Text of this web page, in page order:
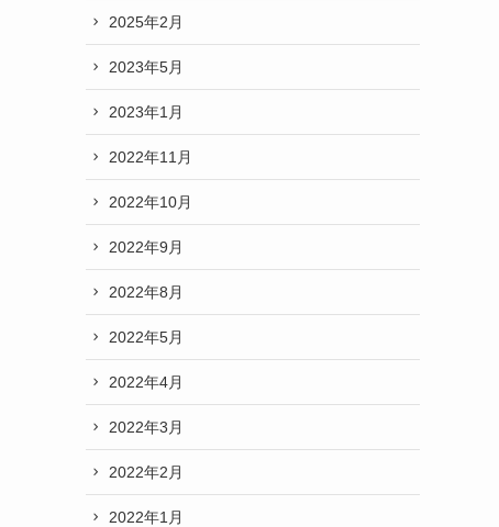
2025年2月
2023年5月
2023年1月
2022年11月
2022年10月
2022年9月
2022年8月
2022年5月
2022年4月
2022年3月
2022年2月
2022年1月